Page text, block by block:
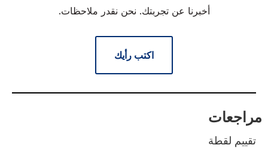
أخبرنا عن تجربتك. نحن نقدر ملاحظات.
اكتب رأيك